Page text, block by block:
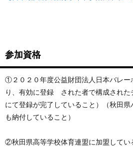
参加資格
①２０２０年度公益財団法人日本バレー
り、有効に登録 された者で構成された
にて登録が完了していること）（秋田
も納付していること）
②秋田県高等学校体育連盟に加盟してい